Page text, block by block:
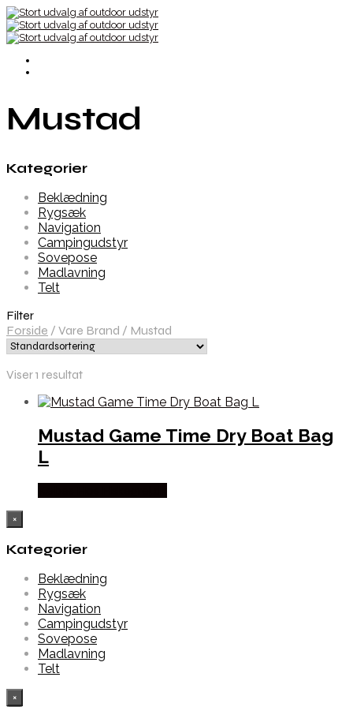
Mustad
Kategorier
Beklædning
Rygsæk
Navigation
Campingudstyr
Sovepose
Madlavning
Telt
Filter
Forside / Vare Brand / Mustad
Viser 1 resultat
Mustad Game Time Dry Boat Bag
L
×
Kategorier
Beklædning
Rygsæk
Navigation
Campingudstyr
Sovepose
Madlavning
Telt
×